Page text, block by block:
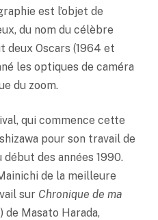
est l’objet de
du nom du célèbre
deux Oscars (1964 et
les optiques de caméra
du zoom.
qui commence cette
pour son travail de
des années 1990.
de la meilleure
sur Chronique de ma
de Masato Harada,